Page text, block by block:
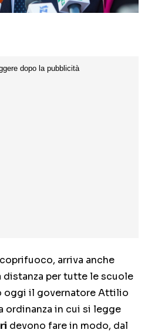
arriva anche
per tutte le scuole
oggi il governatore Attilio
ordinanza in cui si legge
devono fare in modo, dal